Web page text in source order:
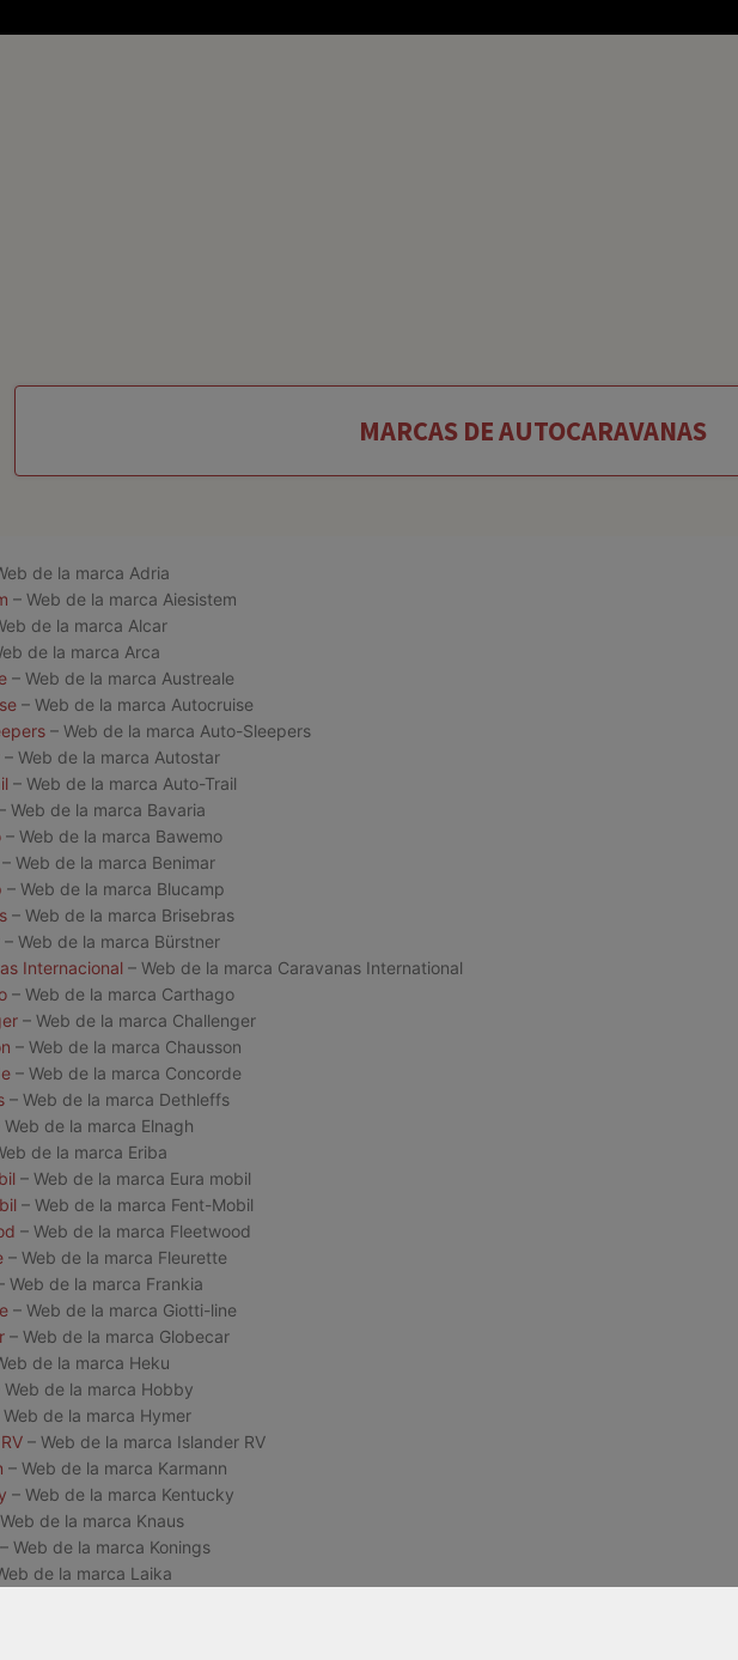
MARCAS DE AUTOCARAVANAS
de la marca Adria
– Web de la marca Aiesistem
de la marca Alcar
de la marca Arca
– Web de la marca Austreale
– Web de la marca Autocruise
– Web de la marca Auto-Sleepers
– Web de la marca Autostar
– Web de la marca Auto-Trail
Web de la marca Bavaria
– Web de la marca Bawemo
– Web de la marca Benimar
– Web de la marca Blucamp
– Web de la marca Brisebras
– Web de la marca Bürstner
Internacional – Web de la marca Caravanas International
– Web de la marca Carthago
– Web de la marca Challenger
– Web de la marca Chausson
– Web de la marca Concorde
– Web de la marca Dethleffs
Web de la marca Elnagh
de la marca Eriba
– Web de la marca Eura mobil
– Web de la marca Fent-Mobil
– Web de la marca Fleetwood
– Web de la marca Fleurette
Web de la marca Frankia
– Web de la marca Giotti-line
– Web de la marca Globecar
de la marca Heku
Web de la marca Hobby
Web de la marca Hymer
– Web de la marca Islander RV
– Web de la marca Karmann
– Web de la marca Kentucky
de la marca Knaus
– Web de la marca Konings
de la marca Laika